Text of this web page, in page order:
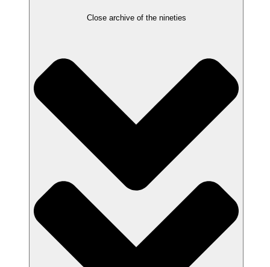
Close archive of the nineties